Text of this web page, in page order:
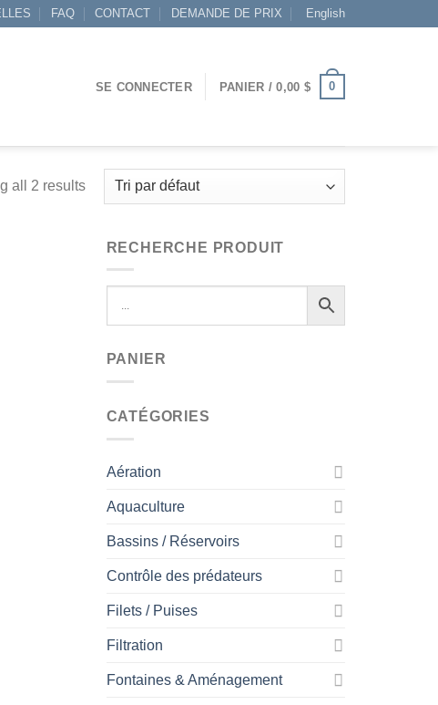
FAQ CONTACT DEMANDE DE PRIX English
SE CONNECTER PANIER /0,00 $ 0
all 2 results
RECHERCHE PRODUIT
PANIER
CATÉGORIES
Aération
Aquaculture
Bassins / Réservoirs
Contrôle des prédateurs
Filets / Puises
Filtration
Fontaines & Aménagement